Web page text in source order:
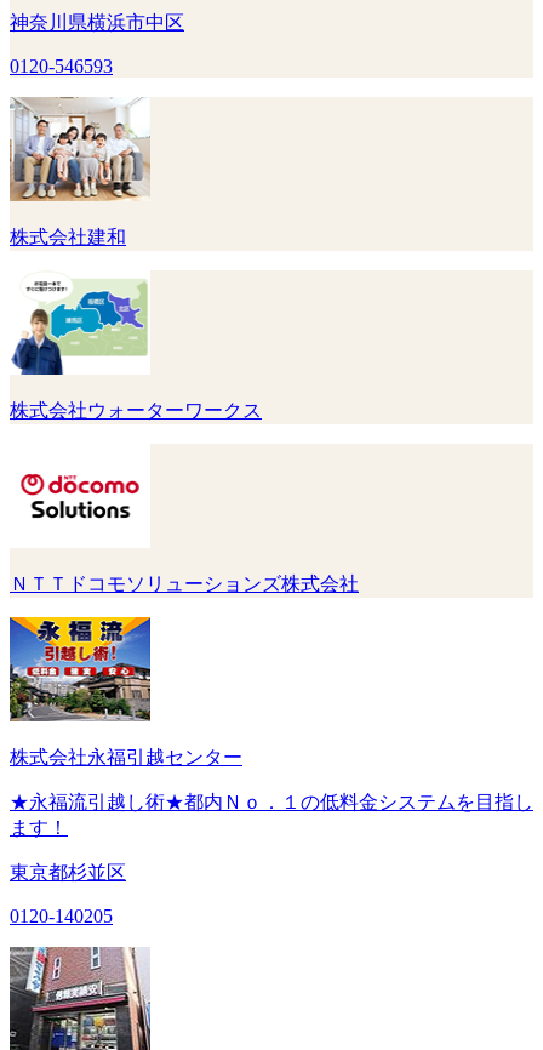
神奈川県横浜市中区
0120-546593
株式会社建和
株式会社ウォーターワークス
ＮＴＴドコモソリューションズ株式会社
株式会社永福引越センター
★永福流引越し術★都内Ｎｏ．１の低料金システムを目指し
ます！
東京都杉並区
0120-140205